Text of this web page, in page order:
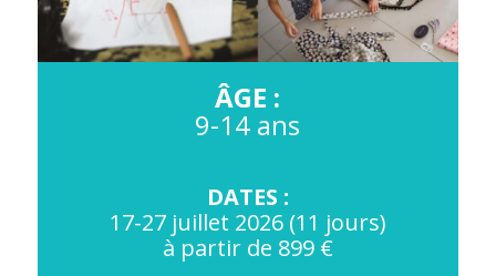
ÂGE :
9-14 ans
DATES :
17-27 juillet 2026 (11 jours)
à partir de 899 €